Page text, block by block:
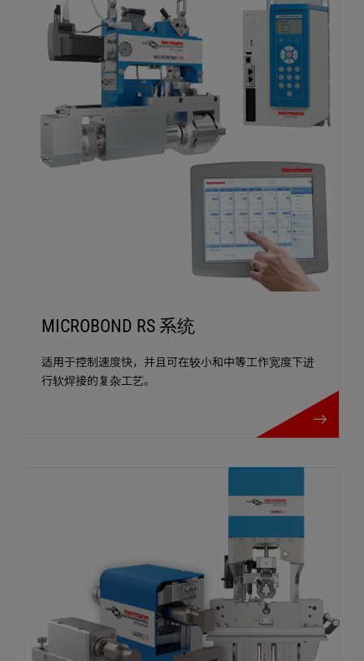
MICROBOND RS 系统
适用于控制速度快，并且可在较小和中等工作宽度下进
行软焊接的复杂工艺。
MICROBOND RS